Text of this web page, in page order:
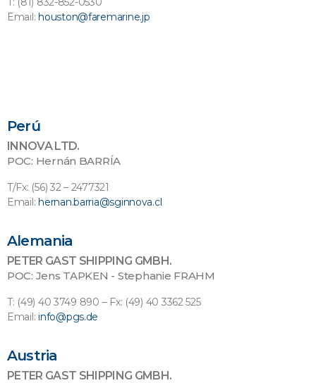
Email:houston@faremarine.jp
Perú
INNOVA LTD.
POC: Hernán BARRÍA
T/Fx: (56) 32 – 2477321
Email:hernan.barria@sginnova.cl
Alemania
PETER GAST SHIPPING GMBH.​
POC: Jens TAPKEN - Stephanie FRAHM​
T: (49) 40 3749 890 – Fx: (49) 40 3362 525
Email:info@pgs.de
Austria
PETER GAST SHIPPING GMBH.